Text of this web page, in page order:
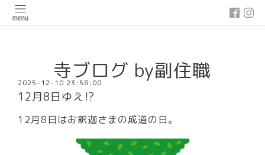
google-site-verification: google03647e12badb45de.html
寺ブログ by副住職
2025-12-10 23:58:00
12月8日ゆえ⁉
12月8日はお釈迦さまの成道の日。